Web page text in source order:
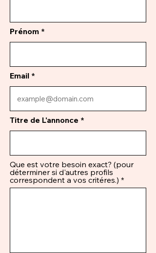
Prénom
Email
Titre de L'annonce
Que est votre besoin exact? (pour
déterminer si d'autres profils
correspondent a vos critéres.)